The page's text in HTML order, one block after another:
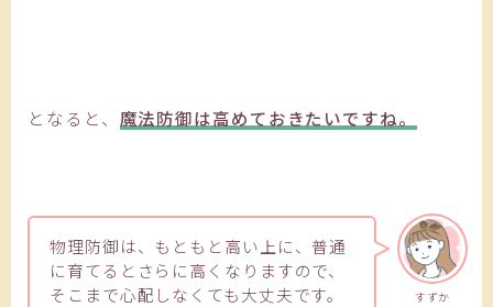
となると、 魔法防御は高めておきたいですね。
すずか
物理防御は、もともと高い上に、普通
に育てるとさらに高くなりますので、
そこまで心配しなくても大丈夫です。